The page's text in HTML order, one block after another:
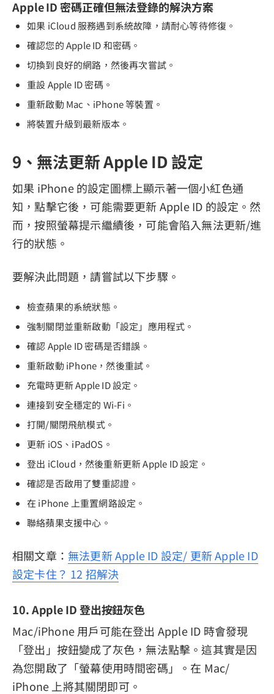
Apple ID 密碼正確但無法登錄的解決方案
如果 iCloud 服務遇到系統故障，請耐心等待修復。
確認您的 Apple ID 和密碼。
切換到良好的網路，然後再次嘗試。
重設 Apple ID 密碼。
重新啟動 Mac、iPhone 等裝置。
將裝置升級到最新版本。
9、無法更新 Apple ID 設定
如果 iPhone 的設定圖標上顯示著一個小紅色通
知，點擊它後，可能需要更新 Apple ID 的設定。然
而，按照螢幕提示繼續後，可能會陷入無法更新/進
行的狀態。
要解決此問題，請嘗試以下步驟。
檢查蘋果的系統狀態。
強制關閉並重新啟動「設定」應用程式。
確認 Apple ID 密碼是否錯誤。
重新啟動 iPhone，然後重試。
充電時更新 Apple ID 設定。
連接到安全穩定的 Wi-Fi。
打開/關閉飛航模式。
更新 iOS、iPadOS。
登出 iCloud，然後重新更新 Apple ID 設定。
確認是否啟用了雙重認證。
在 iPhone 上重置網路設定。
聯絡蘋果支援中心。
相關文章： 無法更新 Apple ID 設定/ 更新 Apple ID
設定卡住？ 12 招解決
10. Apple ID 登出按鈕灰色
Mac/iPhone 用戶可能在登出 Apple ID 時會發現
「登出」按鈕變成了灰色，無法點擊。這其實是因
為您開啟了「螢幕使用時間密碼」。在 Mac/
iPhone 上將其關閉即可。